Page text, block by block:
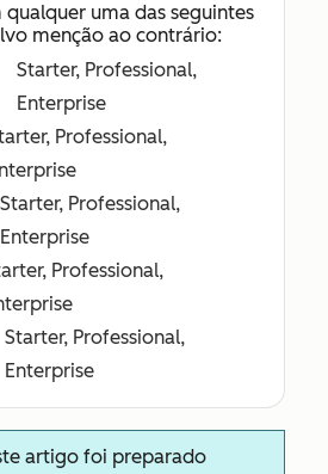
uma das seguintes
menção ao contrário:
Starter, Professional,
Enterprise
Professional,
Starter, Professional,
Enterprise
Professional,
Starter, Professional,
Enterprise
artigo foi preparado